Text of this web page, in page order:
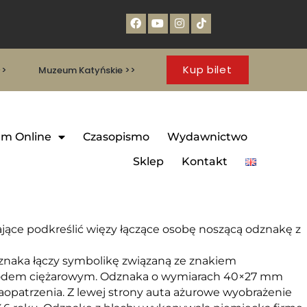
Muzeum Katyńskie >> Kup bilet
Online Czasopismo
Wydawnictwo
Sklep
Kontakt
podkreślić więzy łączące osobę noszącą odznakę z
łączy symbolikę związaną ze znakiem
ciężarowym. Odznaka o wymiarach 40×27 mm
Z lewej strony auta ażurowe wyobrażenie